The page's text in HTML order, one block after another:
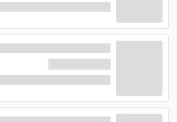
امکانات هتل قایا
هتل مذکور، امکانات مناسبی را
در طی مدت زمان اقامت بتوانند